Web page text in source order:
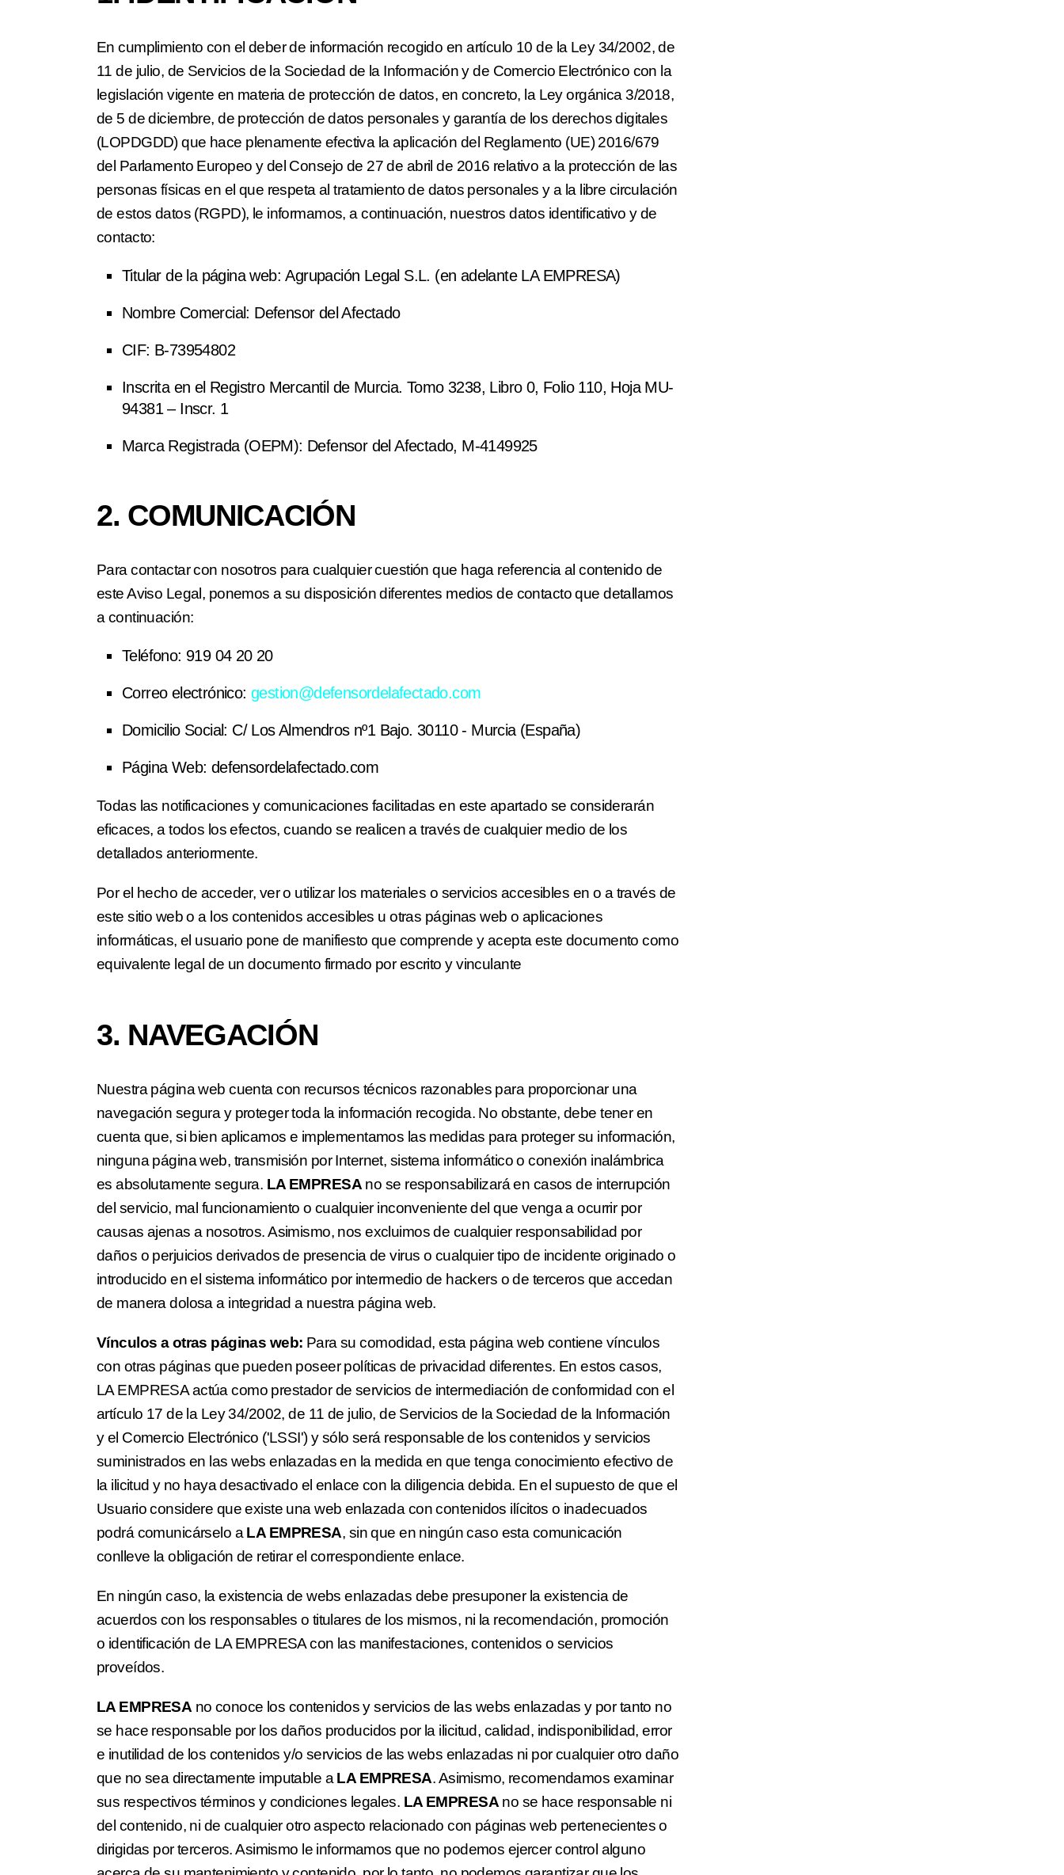
En cumplimiento con el deber de información recogido en artículo 10 de la Ley 34/2002, de
11 de julio, de Servicios de la Sociedad de la Información y de Comercio Electrónico con la
legislación vigente en materia de protección de datos, en concreto, la Ley orgánica 3/2018,
de 5 de diciembre, de protección de datos personales y garantía de los derechos digitales
(LOPDGDD) que hace plenamente efectiva la aplicación del Reglamento (UE) 2016/679
del Parlamento Europeo y del Consejo de 27 de abril de 2016 relativo a la protección de las
personas físicas en el que respeta al tratamiento de datos personales y a la libre circulación
de estos datos (RGPD), le informamos, a continuación, nuestros datos identificativo y de
contacto:
Titular de la página web:Agrupación Legal S.L. (en adelante LA EMPRESA)
Nombre Comercial: Defensor del Afectado
CIF: B-73954802
Inscrita en el Registro Mercantil de Murcia. Tomo 3238, Libro 0, Folio 110, Hoja MU-
94381 – Inscr. 1
Marca Registrada (OEPM): Defensor del Afectado, M-4149925
2. COMUNICACIÓN
Para contactar con nosotros para cualquier cuestión que haga referencia al contenido de
este Aviso Legal, ponemos a su disposición diferentes medios de contacto que detallamos
a continuación:
Teléfono: 919 04 20 20
Correo electrónico: gestion@defensordelafectado.com
Domicilio Social: C/ Los Almendros nº1 Bajo. 30110 - Murcia (España)
Página Web: defensordelafectado.com
Todas las notificaciones y comunicaciones facilitadas en este apartado se considerarán
eficaces, a todos los efectos, cuando se realicen a través de cualquier medio de los
detallados anteriormente.
Por el hecho de acceder, ver o utilizar los materiales o servicios accesibles en o a través de
este sitio web o a los contenidos accesibles u otras páginas web o aplicaciones
informáticas, el usuario pone de manifiesto que comprende y acepta este documento como
equivalente legal de un documento firmado por escrito y vinculante
3. NAVEGACIÓN
Nuestra página web cuenta con recursos técnicos razonables para proporcionar una
navegación segura y proteger toda la información recogida. No obstante, debe tener en
cuenta que, si bien aplicamos e implementamos las medidas para proteger su información,
ninguna página web, transmisión por Internet, sistema informático o conexión inalámbrica
es absolutamente segura. LA EMPRESA no se responsabilizará en casos de interrupción
del servicio, mal funcionamiento o cualquier inconveniente del que venga a ocurrir por
causas ajenas a nosotros. Asimismo, nos excluimos de cualquier responsabilidad por
daños o perjuicios derivados de presencia de virus o cualquier tipo de incidente originado o
introducido en el sistema informático por intermedio de hackers o de terceros que accedan
de manera dolosa a integridad a nuestra página web.
Vínculos a otras páginas web: Para su comodidad, esta página web contiene vínculos
con otras páginas que pueden poseer políticas de privacidad diferentes. En estos casos,
LA EMPRESA actúa como prestador de servicios de intermediación de conformidad con el
artículo 17 de la Ley 34/2002, de 11 de julio, de Servicios de la Sociedad de la Información
y el Comercio Electrónico ('LSSI') y sólo será responsable de los contenidos y servicios
suministrados en las webs enlazadas en la medida en que tenga conocimiento efectivo de
la ilicitud y no haya desactivado el enlace con la diligencia debida. En el supuesto de que el
Usuario considere que existe una web enlazada con contenidos ilícitos o inadecuados
podrá comunicárselo a LA EMPRESA, sin que en ningún caso esta comunicación
conlleve la obligación de retirar el correspondiente enlace.
En ningún caso, la existencia de webs enlazadas debe presuponer la existencia de
acuerdos con los responsables o titulares de los mismos, ni la recomendación, promoción
o identificación de LA EMPRESA con las manifestaciones, contenidos o servicios
proveídos.
LA EMPRESA no conoce los contenidos y servicios de las webs enlazadas y por tanto no
se hace responsable por los daños producidos por la ilicitud, calidad, indisponibilidad, error
e inutilidad de los contenidos y/o servicios de las webs enlazadas ni por cualquier otro daño
que no sea directamente imputable a LA EMPRESA. Asimismo, recomendamos examinar
sus respectivos términos y condiciones legales. LA EMPRESAno se hace responsable ni
del contenido, ni de cualquier otro aspecto relacionado con páginas web pertenecientes o
dirigidas por terceros. Asimismo le informamos que no podemos ejercer control alguno